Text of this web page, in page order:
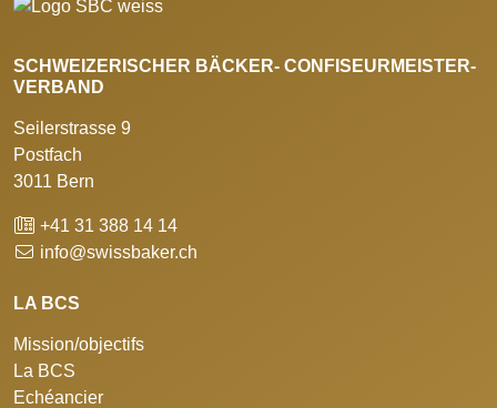
SCHWEIZERISCHER BÄCKER- CONFISEURMEISTER-
VERBAND
Seilerstrasse 9
Postfach
3011 Bern
+41 31 388 14 14
info@swissbaker.ch
LA BCS
Mission/objectifs
La BCS
Echéancier